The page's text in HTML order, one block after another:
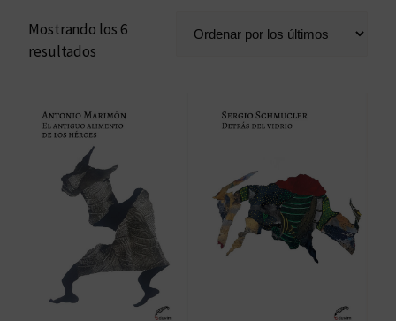
Mostrando los 6
resultados
e
n
d
o
p
o
r